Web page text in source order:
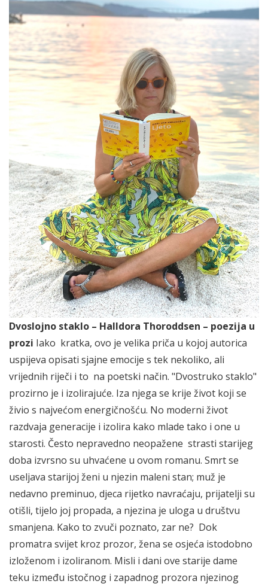
Dvoslojno staklo – Halldora Thoroddsen – poezija u
prozi Iako kratka, ovo je velika priča u kojoj autorica
uspijeva opisati sjajne emocije s tek nekoliko, ali
vrijednih riječi i to na poetski način. "Dvostruko staklo"
prozirno je i izolirajuće. Iza njega se krije život koji se
živio s najvećom energičnošću. No moderni život
razdvaja generacije i izolira kako mlade tako i one u
starosti. Često nepravedno neopažene strasti starijeg
doba izvrsno su uhvaćene u ovom romanu. Smrt se
useljava starijoj ženi u njezin maleni stan; muž je
nedavno preminuo, djeca rijetko navraćaju, prijatelji su
otišli, tijelo joj propada, a njezina je uloga u društvu
smanjena. Kako to zvuči poznato, zar ne? Dok
promatra svijet kroz prozor, žena se osjeća istodobno
izloženom i izoliranom. Misli i dani ove starije dame
teku između istočnog i zapadnog prozora njezinog